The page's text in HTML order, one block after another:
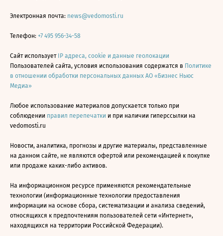
Электронная почта: news@vedomosti.ru
Телефон: +7 495 956-34-58
Сайт использует IP адреса, cookie и данные геолокации
Пользователей сайта, условия использования содержатся в Политике
в отношении обработки персональных данных АО «Бизнес Ньюс
Медиа»
Любое использование материалов допускается только при
соблюдении правил перепечатки и при наличии гиперссылки на
vedomosti.ru
Новости, аналитика, прогнозы и другие материалы, представленные
на данном сайте, не являются офертой или рекомендацией к покупке
или продаже каких-либо активов.
На информационном ресурсе применяются рекомендательные
технологии (информационные технологии предоставления
информации на основе сбора, систематизации и анализа сведений,
относящихся к предпочтениям пользователей сети «Интернет»,
находящихся на территории Российской Федерации).